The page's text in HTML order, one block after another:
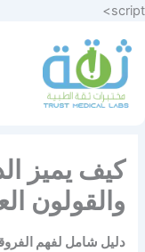
script>
المحتوى
كيف يميز
والقولون
دليل شامل لفهم